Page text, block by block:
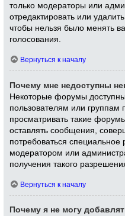
только модераторы или
отредактировать или
чтобы нельзя было менять
голосования.
Вернуться к началу
Почему мне недоступны
Некоторые форумы
пользователям или группам
просматривать такие
оставлять сообщения,
потребоваться
модератором или
получения такого
Вернуться к началу
Почему я не могу